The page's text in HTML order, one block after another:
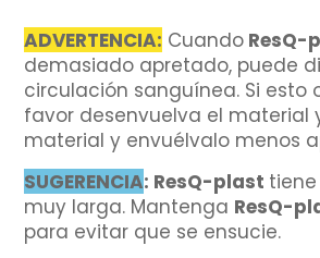
ADVERTENCIA: Cuando ResQ-
demasiado apretado, puede
circulación sanguínea. Si esto
favor desenvuelva el material
material y envuélvalo menos
SUGERENCIA: ResQ-plast
muy larga. Mantenga ResQ-
para evitar que se ensucie.